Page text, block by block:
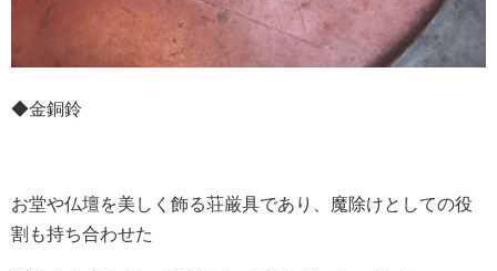
◆金銅鈴
お堂や仏壇を美しく飾る荘厳具であり、魔除けとしての役
割も持ち合わせた